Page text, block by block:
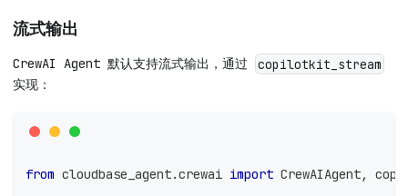
流式输出
CrewAI Agent 默认支持流式输出，通过
copilotkit_stream
实现：
from cloudbase_agent.crewai import CrewAIAgent,